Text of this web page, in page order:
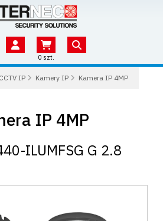
0 szt.
IP Kamery IP Kamera IP 4MP
IP 4MP
ILUMFSG G 2.8